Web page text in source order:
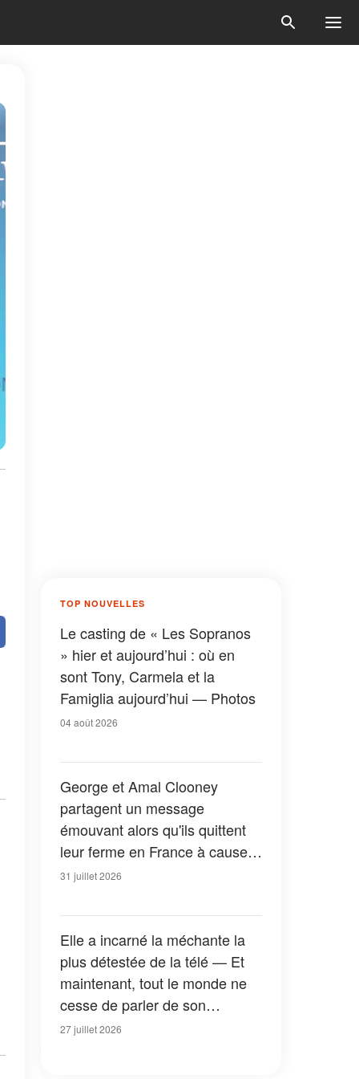
TOP NOUVELLES
Le casting de « Les Sopranos
» hier et aujourd’hui : où en
sont Tony, Carmela et la
Famiglia aujourd’hui — Photos
04 août 2026
George et Amal Clooney
partagent un message
émouvant alors qu'ils quittent
leur ferme en France à cause
des feux de forêt — Tous les
31 juillet 2026
Elle a incarné la méchante la
plus détestée de la télé — Et
maintenant, tout le monde ne
cesse de parler de son
apparition dans la nouvelle
27 juillet 2026